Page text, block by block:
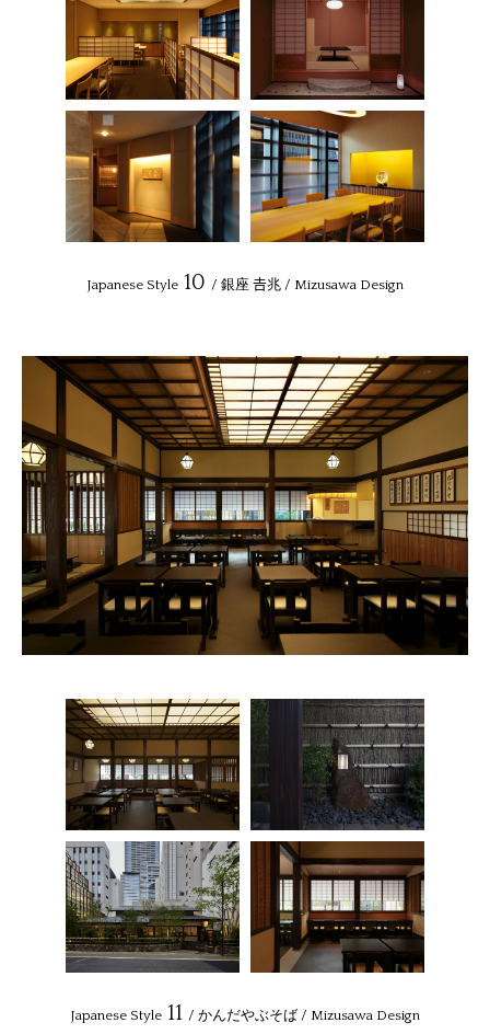
Japanese Style 10 / 銀座 𠮷兆 / Mizusawa Design
Japanese Style 11 / かんだやぶそば / Mizusawa Design